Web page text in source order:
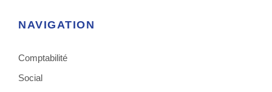
NAVIGATION
Comptabilité
Social